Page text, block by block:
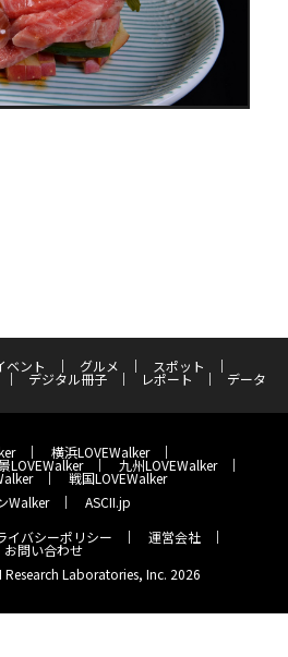
ベント グルメ スポット
デジタル冊子 レポート データ
横浜LOVEWalker
LOVEWalker 九州LOVEWalker
戦国LOVEWalker
Walker
ASCII.jp
イバシーポリシー 運営会社
お問い合わせ
Research Laboratories, Inc. 2026